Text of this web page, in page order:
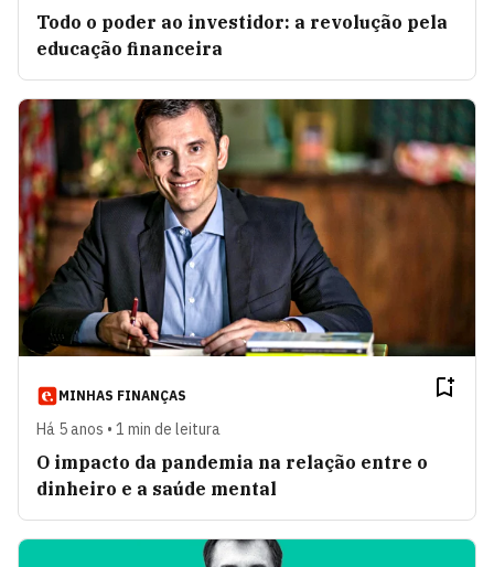
Todo o poder ao investidor: a revolução pela
educação financeira
MINHAS FINANÇAS
Há 5 anos • 1 min de leitura
O impacto da pandemia na relação entre o
dinheiro e a saúde mental